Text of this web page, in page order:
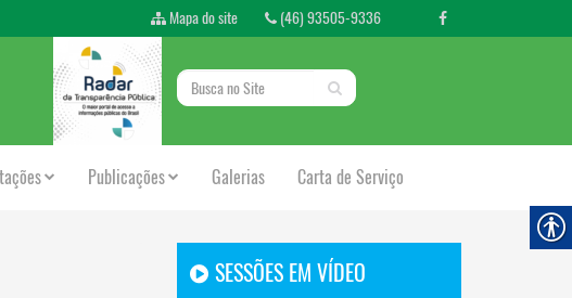
Mapa do site (46) 93505-9336
Publicações Galerias Carta de Serviço
SESSÕES EM VÍDEO